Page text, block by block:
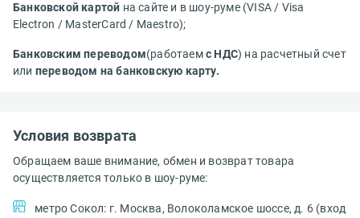
Банковской картой на сайте и в шоу-руме (VISA / Visa
Electron / MasterCard / Maestro);
Банковским переводом(работаемс НДС) на расчетный счет
или переводом на банковскую карту.
Условия возврата
Обращаем ваше внимание, обмен и возврат товара
осуществляется только в шоу-руме:
метро Сокол: г. Москва, Волоколамское шоссе, д. 6 (вход